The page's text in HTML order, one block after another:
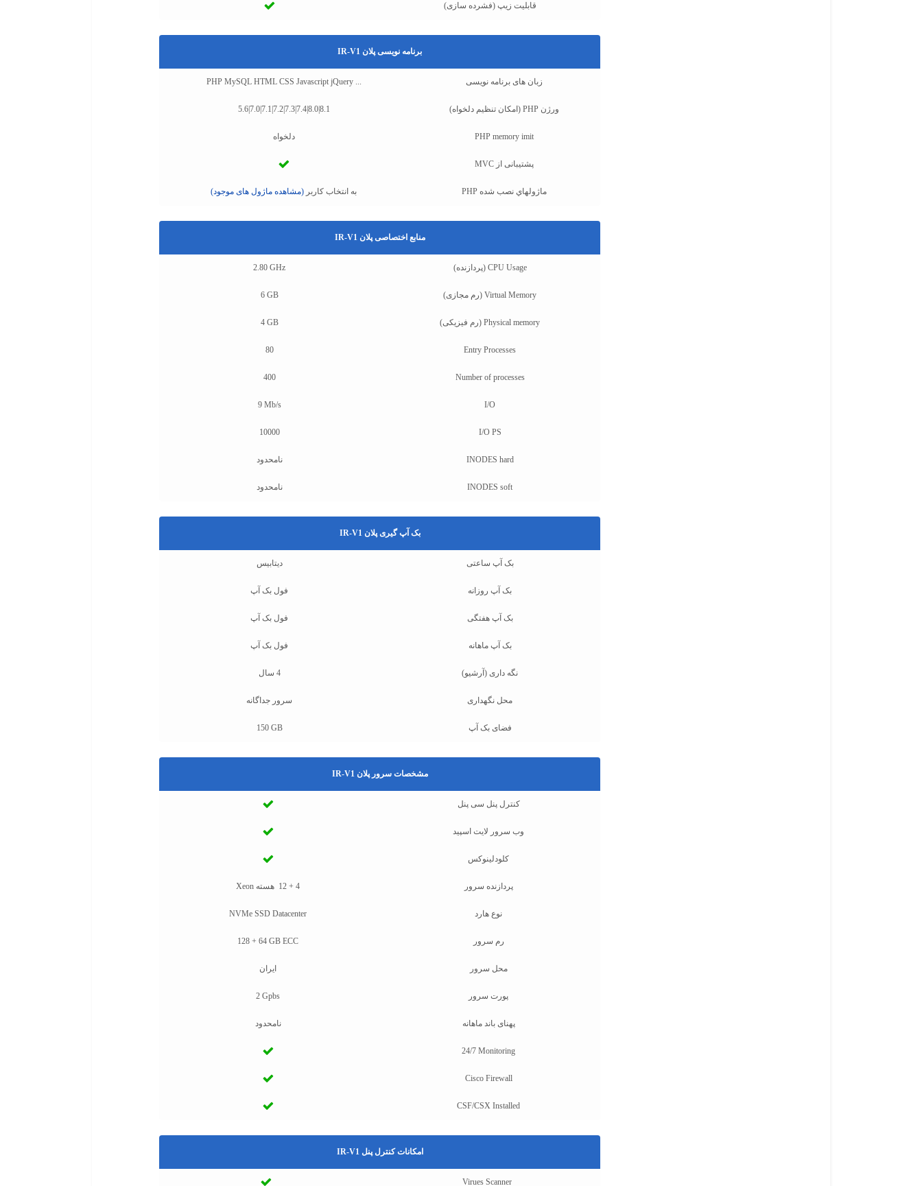
قابلیت زیپ (فشرده سازی)
برنامه نویسی پلان IR-V1
زبان های برنامه نویسی PHP MySQL HTML CSS Javascript jQuery ...
ورژن PHP (امکان تنظیم دلخواه) 5.6|7.0|7.1|7.2|7.3|7.4|8.0|8.1
PHP memory imit دلخواه
پشتیبانی از MVC
ماژولهاي نصب شده PHP به انتخاب کاربر (مشاهده ماژول های موجود)
منابع اختصاصی پلان IR-V1
CPU Usage (پردازنده) 2.80 GHz
Virtual Memory (رم مجازی) 6 GB
Physical memory (رم فیزیکی) 4 GB
Entry Processes
80
Number of processes
400
I/O
9 Mb/s
I/O PS
10000
INODES hard نامحدود
INODES soft نامحدود
بک آپ گیری پلان IR-V1
بک آپ ساعتی دیتابیس
بک آپ روزانه فول بک آپ
بک آپ هفتگی فول بک آپ
بک آپ ماهانه فول بک آپ
نگه داری (آرشیو) 4 سال
محل نگهداری سرور جداگانه
فضای بک آپ 150 GB
مشخصات سرور پلان IR-V1
کنترل پنل سی پنل
وب سرور لایت اسپید
کلودلینوکس
پردازنده سرور 4 + 12 هسته Xeon
نوع هارد NVMe SSD Datacenter
رم سرور 128 + 64 GB ECC
محل سرور ایران
پورت سرور 2 Gpbs
پهنای باند ماهانه نامحدود
24/7 Monitoring
Cisco Firewall
CSF/CSX Installed
امکانات کنترل پنل IR-V1
Virues Scanner